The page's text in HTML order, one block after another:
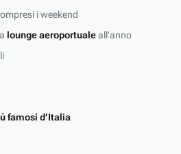
i weekend
lounge aeroportualeall’anno
famosi d’Italia